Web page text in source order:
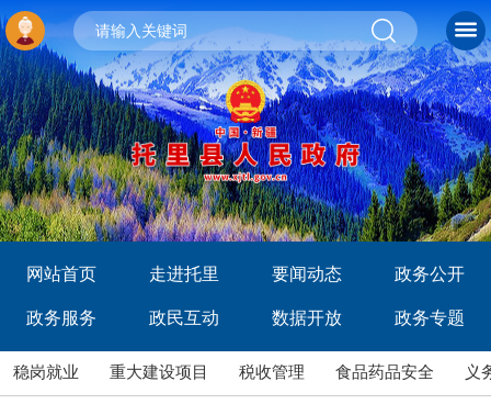
网站首页 走进托里 要闻动态 政务公开
政务服务 政民互动 数据开放 政务专题
稳岗就业 重大建设项目 税收管理 食品药品安全 义